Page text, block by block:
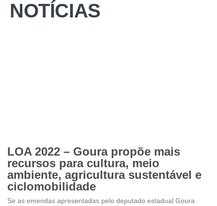
NOTÍCIAS
LOA 2022 – Goura propõe mais
recursos para cultura, meio
ambiente, agricultura sustentável e
ciclomobilidade
Se as emendas apresentadas pelo deputado estadual Goura